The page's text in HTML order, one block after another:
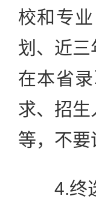
校和专
划、近
在本省
求、招
等，不
4.终选